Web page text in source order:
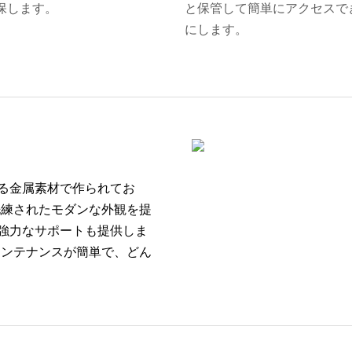
ます。
と保管して簡単にアクセスで
にします。
金属素材で作られてお
されたモダンな外観を提
力なサポートも提供しま
テナンスが簡単で、どん